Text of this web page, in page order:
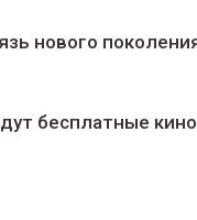
нового
беcплатные